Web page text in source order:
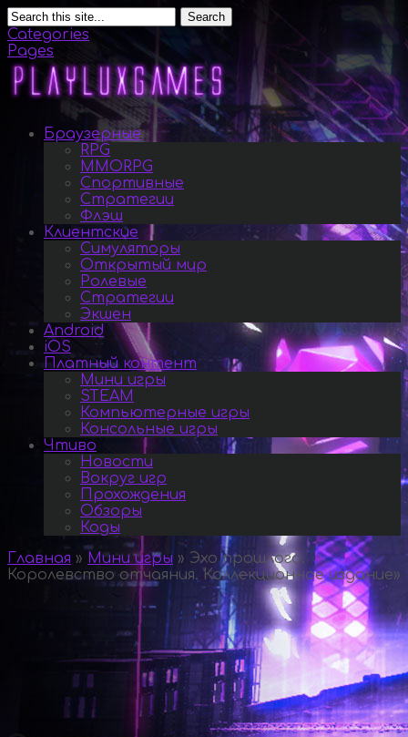
Search
Categories
Pages
Браузерные
RPG
MMORPG
Спортивные
Стратегии
Флэш
Клиентские
Симуляторы
Открытый мир
Ролевые
Стратегии
Экшен
Android
iOS
Платный контент
Мини игры
STEAM
Компьютерные игры
Консольные игры
Чтиво
Новости
Вокруг игр
Прохождения
Обзоры
Коды
Главная » Мини игры » Эхо прошлого.
Королевство отчаяния. Коллекционное издание»